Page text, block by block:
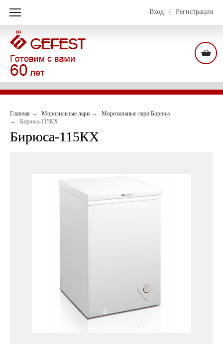
Вход / Регистрация
Главная Морозильные лари
Морозильные лари Бирюса
Бирюса-115КХ
Бирюса-115КХ